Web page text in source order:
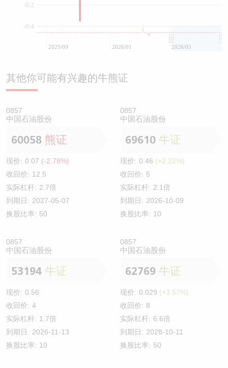
-0.4
-0.2
2025/09 2026/01 2026/05
其他你可能有兴趣的牛熊证
0857
中国石油股份
60058 熊证
现价: 0.07 (-2.78%)
收回价: 12.5
实际杠杆: 2.7倍
到期日: 2027-05-07
换股比率: 50
0857
中国石油股份
69610 牛证
现价: 0.46 (+2.22%)
收回价: 5
实际杠杆: 2.1倍
到期日: 2026-10-09
换股比率: 10
0857
中国石油股份
53194 牛证
现价: 0.56
收回价: 4
实际杠杆: 1.7倍
到期日: 2026-11-13
换股比率: 10
0857
中国石油股份
62769 牛证
现价: 0.029 (+3.57%)
收回价: 8
实际杠杆: 6.6倍
到期日: 2028-10-11
换股比率: 50